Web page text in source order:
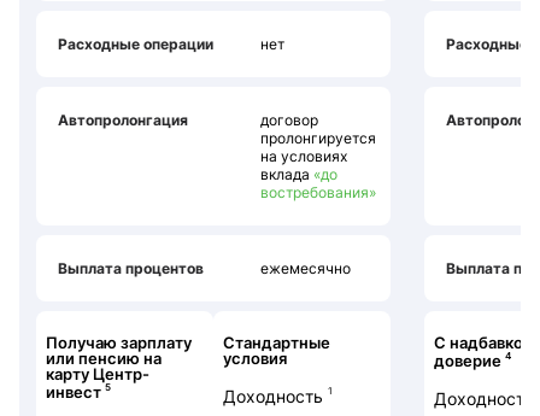
Расходные операции нет
Автопролонгация
договор
пролонгируется
на условиях
вклада «до
востребования»
Выплата процентов ежемесячно
Получаю зарплату
или пенсию на
карту Центр-
инвест 5
Стандартные
условия
Доходность 1
Расходные
Выплата
С надбавкой
доверие 4
Доходность